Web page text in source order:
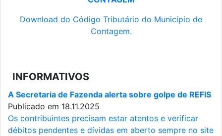
Download do Código Tributário do Município de
Contagem.
INFORMATIVOS
A Secretaria de Fazenda alerta sobre golpe de REFIS
Publicado em 18.11.2025
Os contribuintes precisam estar atentos e verificar
débitos pendentes e dívidas em aberto sempre no site